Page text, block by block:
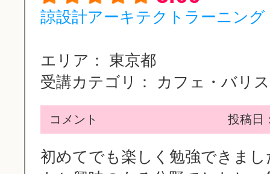
諒設計アーキテクトラーニン
エリア：
東京都
受講カテゴリ：
カフェ・バリ
コメント 投稿日
初めてでも楽しく勉強できま